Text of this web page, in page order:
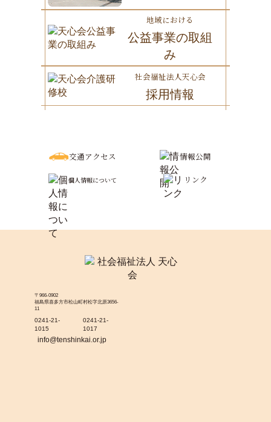
地域における
公益事業の取組
み
社会福祉法人天心会
採用情報
交通アクセス 情報公開
個人情報について リンク
〒966-0902
福島県喜多方市松山町村松字北原3656-
11
0241-21-
1015
0241-21-
1017
info@tenshinkai.or.jp